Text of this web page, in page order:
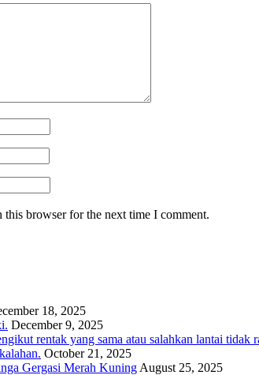
this browser for the next time I comment.
18, 2025
December 9, 2025
rentak yang sama atau salahkan lantai tidak
October 21, 2025
Gergasi Merah Kuning August 25, 2025